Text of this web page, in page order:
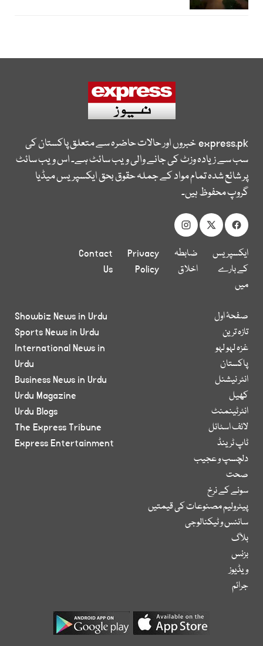
express.pkخبروں اور حالات حاضرہ سے متعلق پاکستان کی
سب سے زیادہ وزٹ کی جانے والی ویب سائٹ ہے۔ اس ویب سائٹ
پر شائع شدہ تمام مواد کے جملہ حقوق بحق ایکسپریس میڈیا
گروپ محفوظ ہیں۔
ایکسپریس
کے بارے
میں
ضابطہ
اخلاق
Privacy
Policy
Contact
Us
صفحۂ اول
تازہ ترین
غزہ لہو لہو
پاکستان
انٹر نیشنل
کھیل
انٹرٹینمنٹ
لائف اسٹائل
ٹاپ ٹرینڈ
دلچسپ و عجیب
صحت
سونے کے نرخ
پیٹرولیم مصنوعات کی قیمتیں
سائنس و ٹیکنالوجی
بلاگ
بزنس
ویڈیوز
جرائم
Showbiz News in Urdu
Sports News in Urdu
International News in
Urdu
Business News in Urdu
Urdu Magazine
Urdu Blogs
The Express Tribune
Express Entertainment